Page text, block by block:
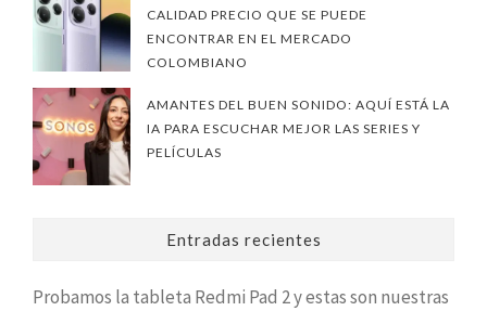
CALIDAD PRECIO QUE SE PUEDE
ENCONTRAR EN EL MERCADO
COLOMBIANO
AMANTES DEL BUEN SONIDO: AQUÍ ESTÁ LA
IA PARA ESCUCHAR MEJOR LAS SERIES Y
PELÍCULAS
Entradas recientes
Probamos la tableta Redmi Pad 2 y estas son nuestras